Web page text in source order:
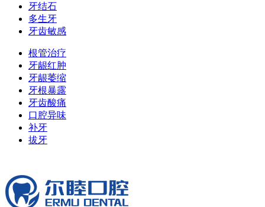
牙结石
多生牙
牙齿敏感
根管治疗
牙龈红肿
牙龈萎缩
牙根暴露
牙齿酸痛
口腔异味
补牙
拔牙